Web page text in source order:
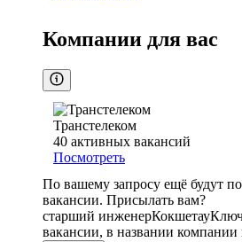
Компании для вас
Транстелеком
40 активных вакансий
Посмотреть
По вашему запросу ещё будут
вакансии. Присылать вам?
старший инженерКокшетау
вакансии, в названии